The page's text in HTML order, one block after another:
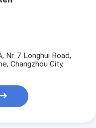
Nr. 7 Longhui Road,
Changzhou City,